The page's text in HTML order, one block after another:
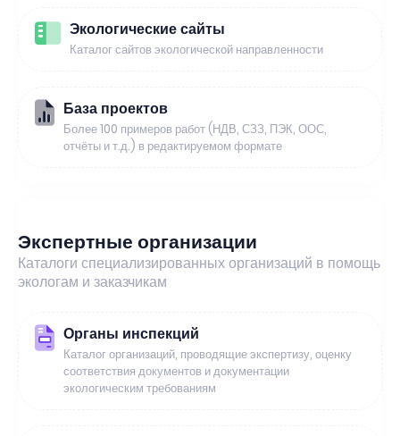
Экологические сайты
Каталог сайтов экологической направленности
База проектов
Более 100 примеров работ (НДВ, СЗЗ, ПЭК, ООС,
отчёты и т.д.) в редактируемом формате
Экспертные организации
Каталоги специализированных организаций в помощь
экологам и заказчикам
Органы инспекций
Каталог организаций, проводящие экспертизу, оценку
соответствия документов и документации
экологическим требованиям